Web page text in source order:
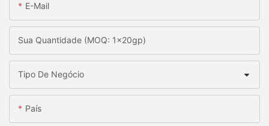
E-Mail
Sua Quantidade (MOQ: 1x20gp)
Tipo De Negócio
País